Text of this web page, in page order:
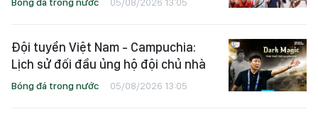
Bóng đá trong nước 05/08/2026 13:05
Đội tuyển Việt Nam - Campuchia:
Lịch sử đối đầu ủng hộ đội chủ nhà
Bóng đá trong nước 05/08/2026 13:05